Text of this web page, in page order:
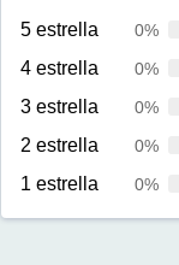
5 estrella 0%
4 estrella 0%
3 estrella 0%
2 estrella 0%
1 estrella 0%